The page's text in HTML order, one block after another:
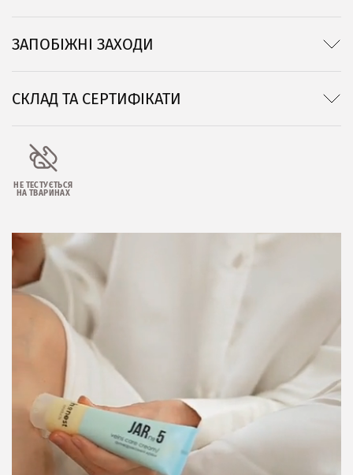
ЗАПОБІЖНІ ЗАХОДИ
СКЛАД ТА СЕРТИФІКАТИ
НЕ ТЕСТУЄТЬСЯ
НА ТВАРИНАХ